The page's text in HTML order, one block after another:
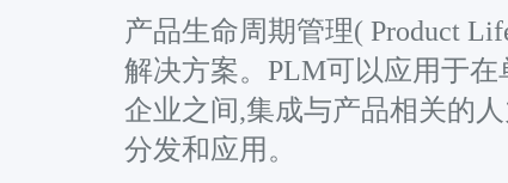
产品生命周期管理( Product
解决方案。PLM可以应用于
企业之间,集成与产品相关的
分发和应用。